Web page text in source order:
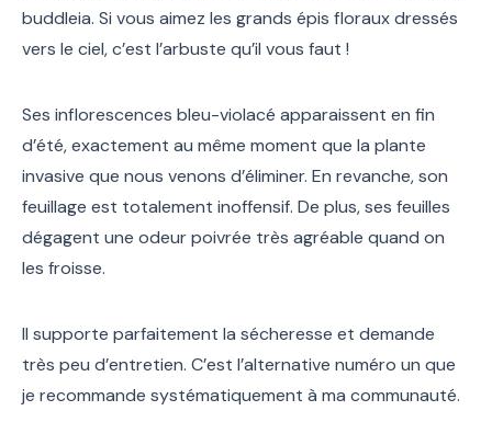
buddleia. Si vous aimez les grands épis floraux dressés
vers le ciel, c’est l’arbuste qu’il vous faut !
Ses inflorescences bleu-violacé apparaissent en fin
d’été, exactement au même moment que la plante
invasive que nous venons d’éliminer. En revanche, son
feuillage est totalement inoffensif. De plus, ses feuilles
dégagent une odeur poivrée très agréable quand on
les froisse.
Il supporte parfaitement la sécheresse et demande
très peu d’entretien. C’est l’alternative numéro un que
je recommande systématiquement à ma communauté.